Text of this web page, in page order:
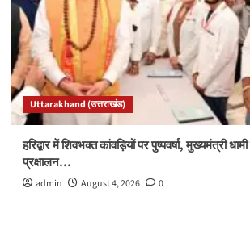
Uttarakhand (उत्तराखंड)
हरिद्वार में शिवभक्त कांवड़ियों पर पुष्पवर्षा, मुख्यमंत्री
प्रक्षालन…
admin August 4, 2026 0